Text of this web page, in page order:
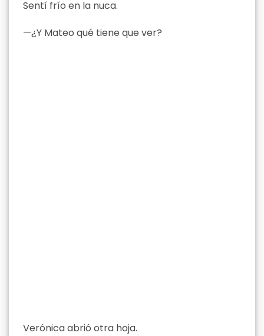
Sentí frío en la nuca.
—¿Y Mateo qué tiene que ver?
Verónica abrió otra hoja.